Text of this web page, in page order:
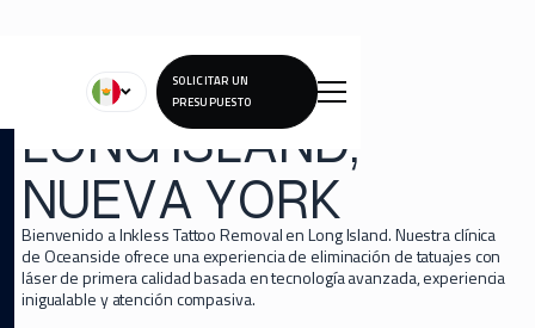
SOLICITAR UN
PRESUPUESTO
LONG ISLAND,
NUEVA YORK
Bienvenido a Inkless Tattoo Removal en Long Island. Nuestra clínica
de Oceanside ofrece una experiencia de eliminación de tatuajes con
láser de primera calidad basada en tecnología avanzada, experiencia
inigualable y atención compasiva.